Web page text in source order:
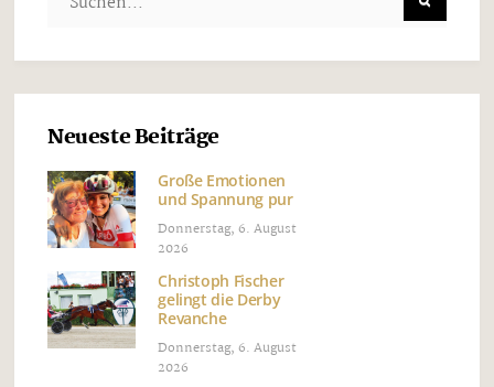
Neueste Beiträge
Große Emotionen
und Spannung pur
Donnerstag, 6. August
2026
Christoph Fischer
gelingt die Derby
Revanche
Donnerstag, 6. August
2026